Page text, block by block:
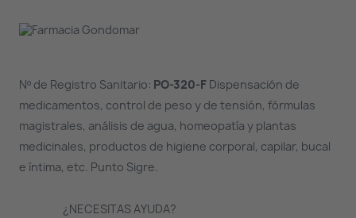
Nº de Registro Sanitario: PO-320-FDispensación de
medicamentos, control de peso y de tensión, fórmulas
magistrales, análisis de agua, homeopatía y plantas
medicinales, productos de higiene corporal, capilar, bucal
e íntima, etc. Punto Sigre.
¿NECESITAS AYUDA?